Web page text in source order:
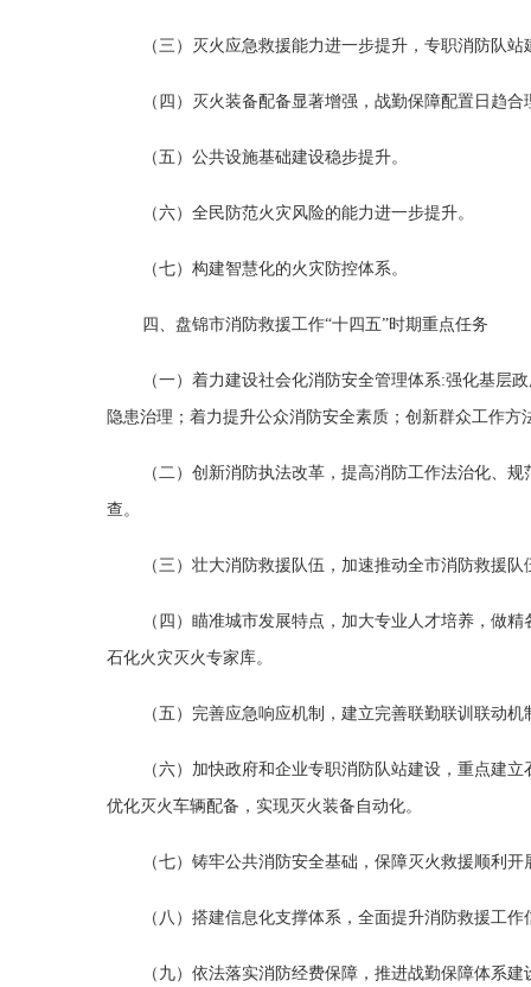
（三）灭火应急救援能力进一步提升，专职消防队
（四）灭火装备配备显著增强，战勤保障配置日趋合
（五）公共设施基础建设稳步提升。
（六）全民防范火灾风险的能力进一步提升。
（七）构建智慧化的火灾防控体系。
四、盘锦市消防救援工作“十四五”时期重点任务
（一）着力建设社会化消防安全管理体系:强化基层
隐患治理；着力提升公众消防安全素质；创新群众工作方
（二）创新消防执法改革，提高消防工作法治化、
查。
（三）壮大消防救援队伍，加速推动全市消防救援
（四）瞄准城市发展特点，加大专业人才培养，做
石化火灾灭火专家库。
（五）完善应急响应机制，建立完善联勤联训联动
（六）加快政府和企业专职消防队站建设，重点建
优化灭火车辆配备，实现灭火装备自动化。
（七）铸牢公共消防安全基础，保障灭火救援顺利
（八）搭建信息化支撑体系，全面提升消防救援工
（九）依法落实消防经费保障，推进战勤保障体系